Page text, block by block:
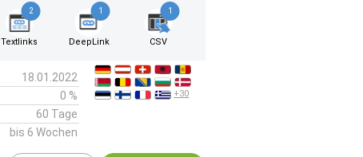
2
Textlinks
1
DeepLink
1
CSV
18.01.2022
0 %
60 Tage
bis 6 Wochen
+30